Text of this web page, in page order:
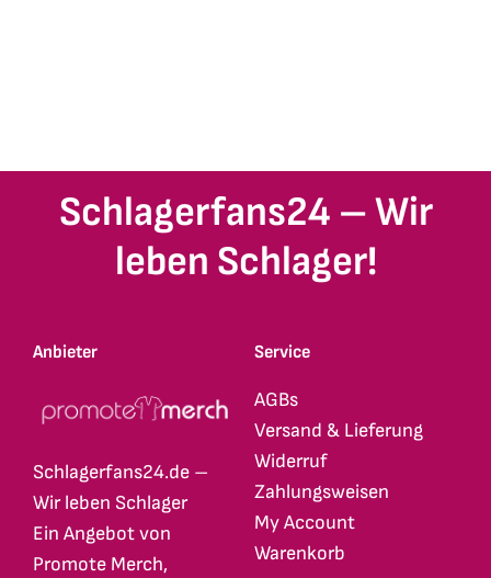
Schlagerfans24 – Wir
leben Schlager!
Anbieter
Schlagerfans24.de –
Wir leben Schlager
Ein Angebot von
Promote Merch,
Service
AGBs
Versand & Lieferung
Widerruf
Zahlungsweisen
My Account
Warenkorb